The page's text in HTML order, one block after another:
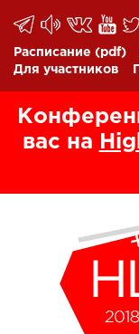
Расписание (pdf)
Для участников
вас на